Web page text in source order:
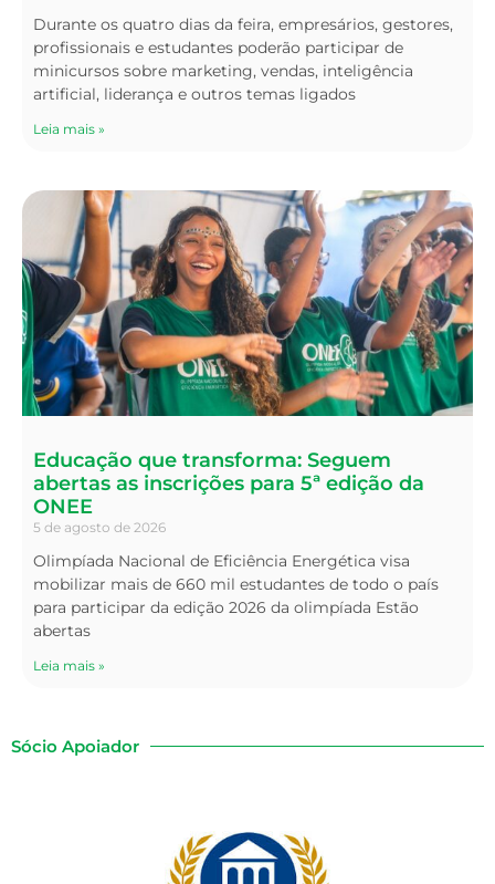
Durante os quatro dias da feira, empresários, gestores,
profissionais e estudantes poderão participar de
minicursos sobre marketing, vendas, inteligência
artificial, liderança e outros temas ligados
Leia mais »
Educação que transforma: Seguem
abertas as inscrições para 5ª edição da
ONEE
5 de agosto de 2026
Olimpíada Nacional de Eficiência Energética visa
mobilizar mais de 660 mil estudantes de todo o país
para participar da edição 2026 da olimpíada Estão
abertas
Leia mais »
Sócio Apoiador